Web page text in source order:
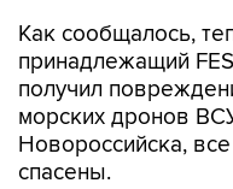
Как сообщалось,
принадлежащий
получил
морских дронов
Новороссийска,
спасены.